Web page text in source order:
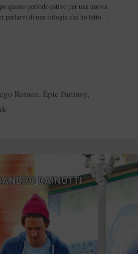
questo periodo estivo per una nuova
parlarvi di una trilogia che ho letto …
Romeo, Epic Fantasy,